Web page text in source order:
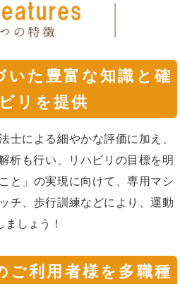
いた豊富な知識と確
リを提供
士による細やかな評価に加え、
析も行い、リハビリの目標を明
と」の実現に向けて、専用マシ
チ、歩行訓練などにより、運動
しょう！
ご利用者様を多職種